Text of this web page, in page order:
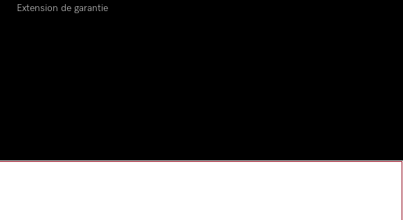
Extension de garantie